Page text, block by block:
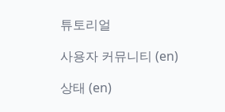
튜토리얼
사용자 커뮤니티 (en)
상태 (en)